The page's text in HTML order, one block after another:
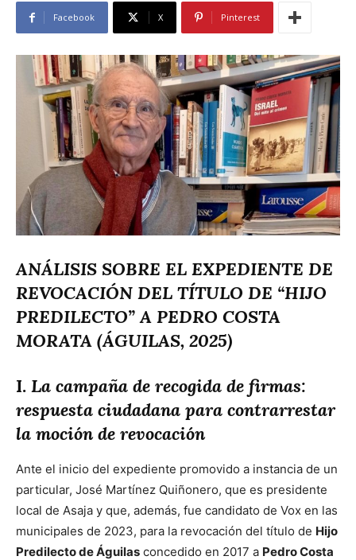
Facebook X Pinterest
ANÁLISIS SOBRE EL EXPEDIENTE DE
REVOCACIÓN DEL TÍTULO DE “HIJO
PREDILECTO” A PEDRO COSTA
MORATA (ÁGUILAS, 2025)
I. La campaña de recogida de firmas:
respuesta ciudadana para contrarrestar
la moción de revocación
Ante el inicio del expediente promovido a instancia de un
particular, José Martínez Quiñonero, que es presidente
local de Asaja y que, además, fue candidato de Vox en las
municipales de 2023, para la revocación del título de Hijo
Predilecto de Águilas concedido en 2017 a Pedro Costa